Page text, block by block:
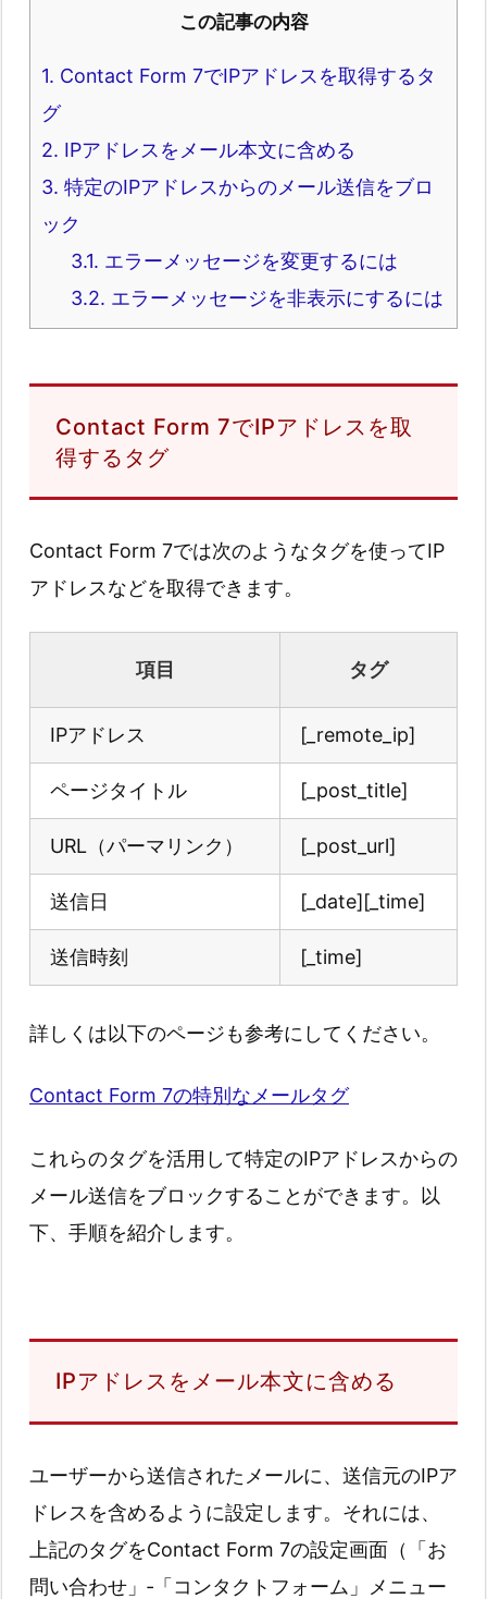
この記事の内容
1. Contact Form 7でIPアドレスを取得するタ
グ
2. IPアドレスをメール本文に含める
3. 特定のIPアドレスからのメール送信をブロ
ック
3.1. エラーメッセージを変更するには
3.2. エラーメッセージを非表示にするには
Contact Form 7でIPアドレスを取
得するタグ
Contact Form 7では次のようなタグを使ってIP
アドレスなどを取得できます。
項目 タグ
IPアドレス [_remote_ip]
ページタイトル [_post_title]
URL（パーマリンク） [_post_url]
送信日 [_date][_time]
送信時刻 [_time]
詳しくは以下のページも参考にしてください。
Contact Form 7の特別なメールタグ
これらのタグを活用して特定のIPアドレスからの
メール送信をブロックすることができます。以
下、手順を紹介します。
IPアドレスをメール本文に含める
ユーザーから送信されたメールに、送信元のIPア
ドレスを含めるように設定します。それには、
上記のタグをContact Form 7の設定画面（「お
問い合わせ」‐「コンタクトフォーム」メニュー